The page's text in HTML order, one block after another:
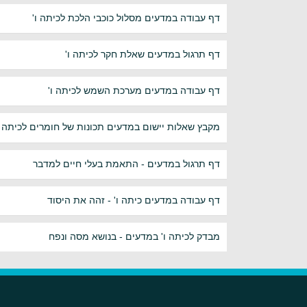
דף עבודה במדעים מסלול כוכבי הלכת לכיתה ו'
דף תרגול במדעים שאלת חקר לכיתה ו'
דף עבודה במדעים מערכת השמש לכיתה ו'
מקבץ שאלות יישום במדעים תכונות של חומרים לכיתה
דף תרגול במדעים - התאמת בעלי חיים למדבר
דף עבודה במדעים כיתה ו' - זהה את היסוד
מבדק לכיתה ו' במדעים - בנושא מסה ונפח